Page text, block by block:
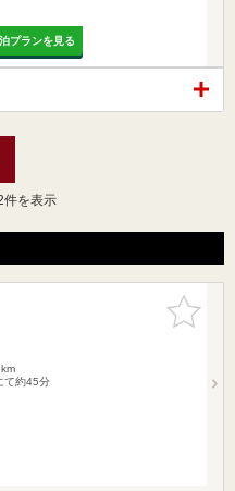
プランを見る
件を表示
お気に入
りに追加
て約45分